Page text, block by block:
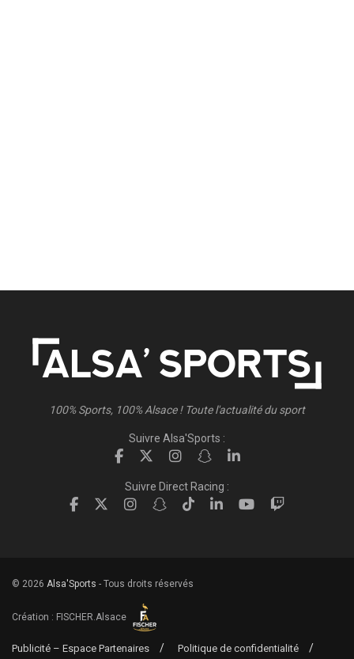
100% Sports, 100% Alsace ! Toute l'actualité du sport
Suivre Alsa'Sports :
Suivre Direct Racing :
© 2026 Alsa'Sports - Tous droits réservés
Création : FISCHER.Alsace
Publicité – Espace Partenaires Politique de confidentialité